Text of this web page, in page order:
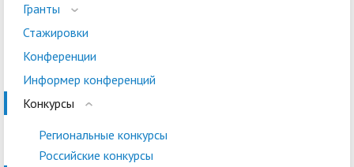
Гранты
Стажировки
Конференции
Информер конференций
Конкурсы
Региональные конкурсы
Российские конкурсы